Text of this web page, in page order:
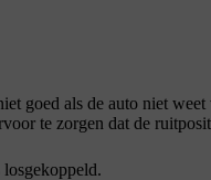
goed als de auto niet
te zorgen dat de